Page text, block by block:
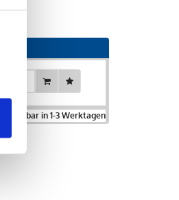
lieferbar in 1-3 Werktagen